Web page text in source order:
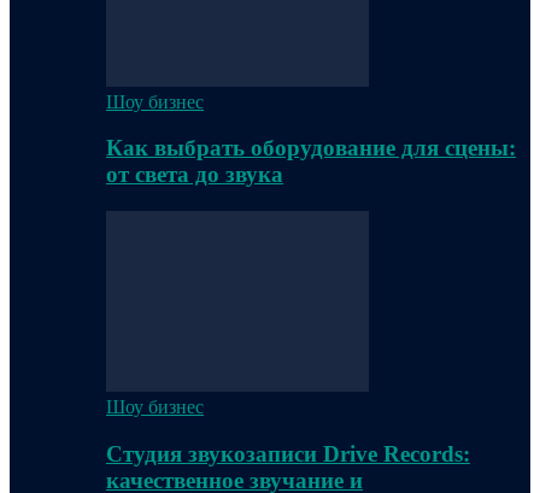
Шоу бизнес
Как выбрать оборудование для сцены:
от света до звука
Шоу бизнес
Студия звукозаписи Drive Records:
качественное звучание и